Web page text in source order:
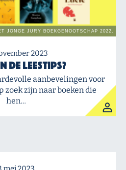
2023
De Leestips?
aanbevelingen voor
zoek zijn naar boeken die
hen…